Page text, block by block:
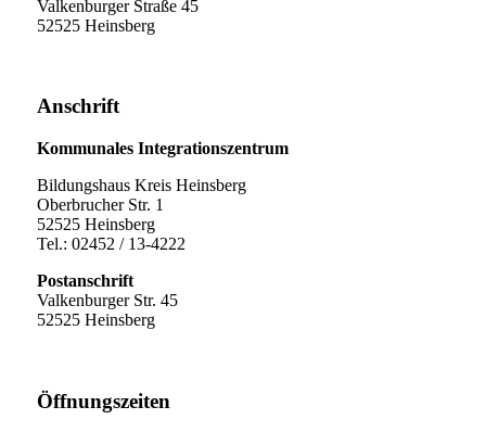
Valkenburger Straße 45
52525 Heinsberg
Anschrift
Kommunales Integrationszentrum
Bildungshaus Kreis Heinsberg
Oberbrucher Str. 1
52525 Heinsberg
Tel.: 02452 / 13-4222
Postanschrift
Valkenburger Str. 45
52525 Heinsberg
Öffnungszeiten